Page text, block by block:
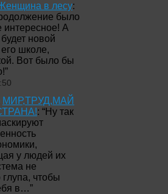
в лесу:
было
интересное! А
новой
школе,
Вот было бы
”
МИР,ТРУД,МАЙ
: “Ну так
у людей их
не
глупа, чтобы
в…”